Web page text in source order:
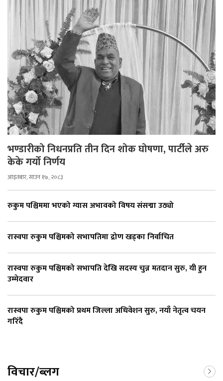
भण्डारीको निधनप्रति तीन दिन शोक घोषणा, पार्टीले अरु
केके गर्यो निर्णय
आइतबार, साउन १७, २०८३
रुकुम पश्चिममा भएको ग्यास अभावको विषय संसद्मा उठ्यो
रास्वपा रुकुम पश्चिमको सभापतिमा द्रोण खड्का निर्वाचित
रास्वपा रुकुम पश्चिमको सभापति देखि सदस्य चुन्न मतदान सुरु, यी हुन
उम्मेदवार
रास्वपा रुकुम पश्चिमको प्रथम जिल्ला अधिवेशन सुरु, नयाँ नेतृत्व चयन
गरिँदै
विचार/ब्लग